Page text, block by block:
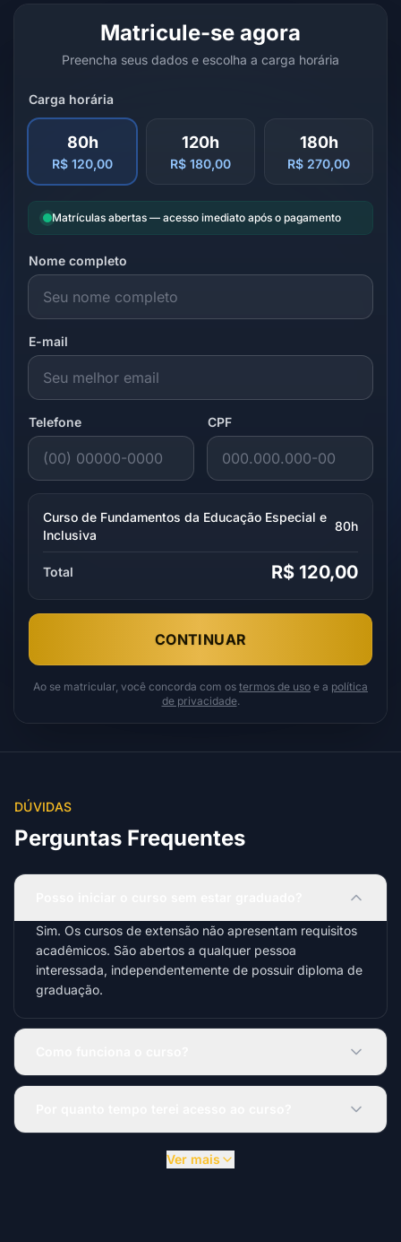
Matricule-se agora
Preencha seus dados e escolha a carga horária
Carga horária
80h
R$ 120,00
120h
R$ 180,00
180h
R$ 270,00
Matrículas abertas — acesso imediato após o pagamento
Nome completo
E-mail
Telefone CPF
Curso de Fundamentos da Educação Especial e
Inclusiva
80h
Total R$ 120,00
CONTINUAR
Ao se matricular, você concorda com os termos de uso e a política
de privacidade.
DÚVIDAS
Perguntas Frequentes
Sim. Os cursos de extensão não apresentam requisitos
acadêmicos. São abertos a qualquer pessoa
interessada, independentemente de possuir diploma de
graduação.
Ver mais